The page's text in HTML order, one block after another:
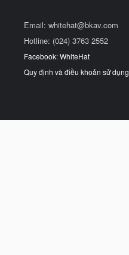
Email: whitehat@bkav.com
Hotline: (024) 3763 2552
Facebook: WhiteHat
Quy định và điều khoản sử dụng